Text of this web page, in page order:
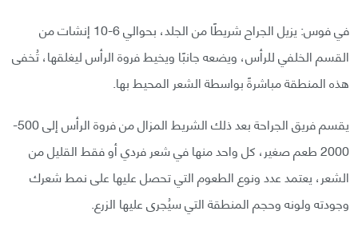
في فوس: يزيل الجراح شريطًا من الجلد، بحوالي 6-10 إنشات من
القسم الخلفي للرأس، ويضعه جانبًا ويخيط فروة الرأس ليغلقها، تُخفى
هذه المنطقة مباشرةً بواسطة الشعر المحيط بها.
يقسم فريق الجراحة بعد ذلك الشريط المزال من فروة الرأس إلى 500-
2000 طعم صغير، كل واحد منها في شعر فردي أو فقط القليل من
الشعر، يعتمد عدد ونوع الطعوم التي تحصل عليها على نمط شعرك
وجودته ولونه وحجم المنطقة التي سيُجرى عليها الزرع.